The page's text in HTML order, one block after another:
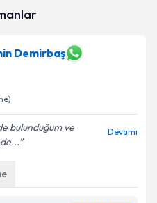
randevu almanız için bir
ilişkinAydınlatma
verilerimin belirtilen
Demirbaş
bulunduğum ve
Devamı